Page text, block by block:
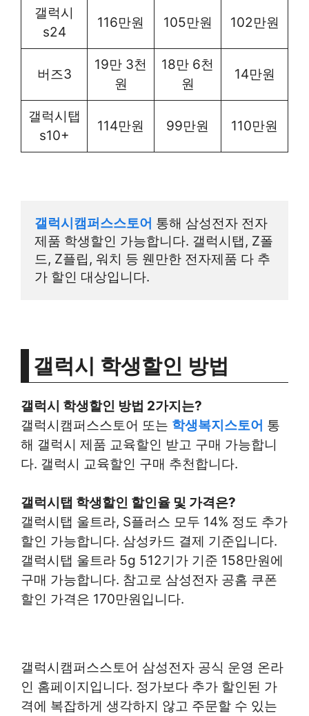
갤럭시
s24
116만원 105만원 102만원
버즈3
19만 3천
원
18만 6천
원
14만원
갤럭시탭
s10+
114만원 99만원 110만원
갤럭시캠퍼스스토어 통해 삼성전자 전자
제품 학생할인 가능합니다. 갤럭시탭, Z폴
드, Z플립, 워치 등 웬만한 전자제품 다 추
가 할인 대상입니다.
갤럭시 학생할인 방법
갤럭시 학생할인 방법 2가지는?
갤럭시캠퍼스스토어 또는 학생복지스토어 통
해 갤럭시 제품 교육할인 받고 구매 가능합니
다. 갤럭시 교육할인 구매 추천합니다.
갤럭시탭 학생할인 할인율 및 가격은?
갤럭시탭 울트라, S플러스 모두 14% 정도 추가
할인 가능합니다. 삼성카드 결제 기준입니다.
갤럭시탭 울트라 5g 512기가 기준 158만원에
구매 가능합니다. 참고로 삼성전자 공홈 쿠폰
할인 가격은 170만원입니다.
갤럭시캠퍼스스토어 삼성전자 공식 운영 온라
인 홈페이지입니다. 정가보다 추가 할인된 가
격에 복잡하게 생각하지 않고 주문할 수 있는